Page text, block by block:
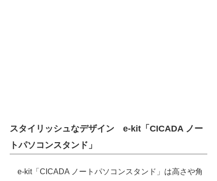
スタイリッシュなデザイン e-kit「CICADA ノー
トパソコンスタンド」
e-kit「CICADA ノートパソコンスタンド」は高さや角